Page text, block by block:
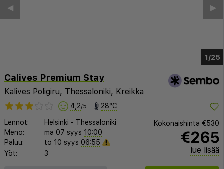
1/21
▶︎
◀︎
Calives Premium Stay
Kalives Poligiru, Thessaloniki, Kreikka
4,2/5 28°C
Lennot: Helsinki - Thessaloniki
Meno:
ma 07 syys 10:00
Paluu:
to 10 syys 06:55
Yöt:
3
Kokonaishinta €530
€265
lue lisää